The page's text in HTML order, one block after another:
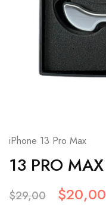
iPhone 13 Pro Max
13 PRO MAX
$29,00 $20,00